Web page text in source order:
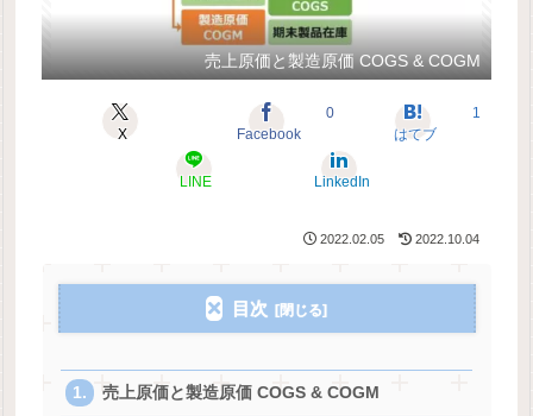
売上原価と製造原価 COGS & COGM
X Facebook
0
はてブ
1
LINE LinkedIn
2022.02.05 2022.10.04
目次
売上原価と製造原価 COGS & COGM